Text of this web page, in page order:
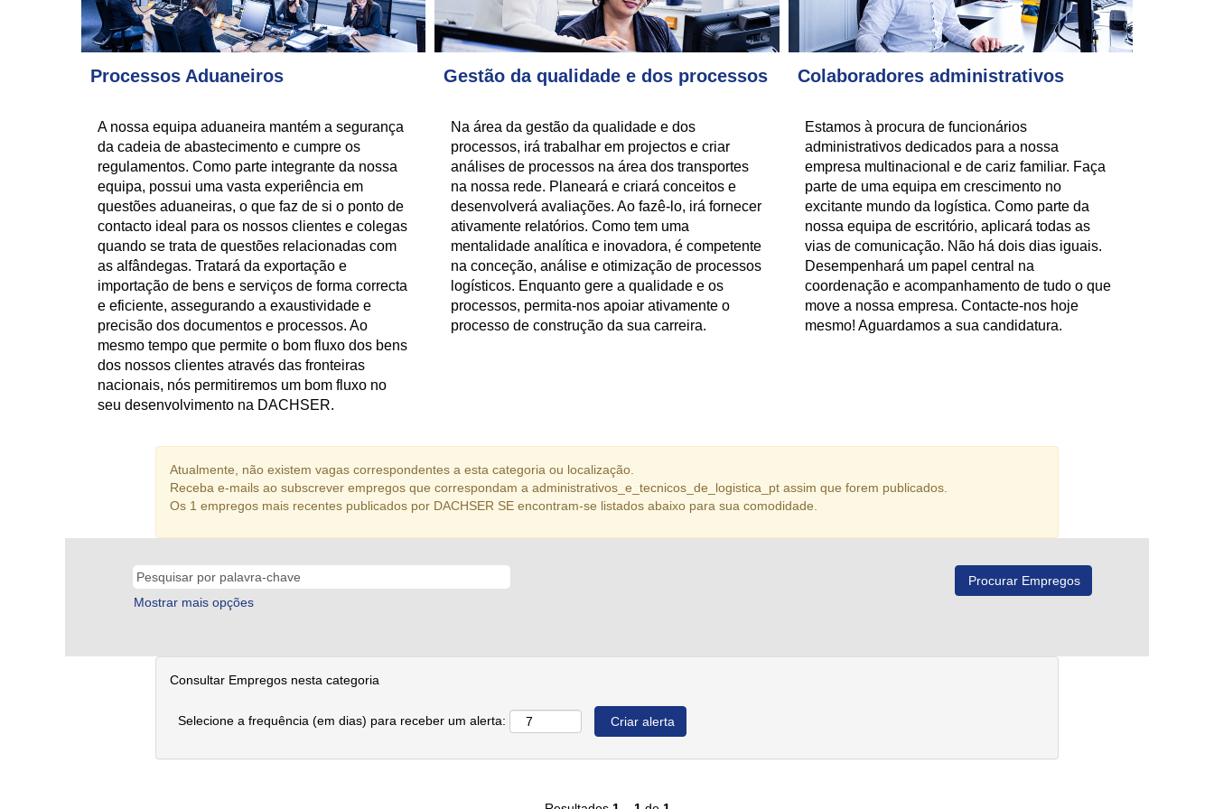
Processos Aduaneiros
A nossa equipa aduaneira mantém a segurança
da cadeia de abastecimento e cumpre os
regulamentos. Como parte integrante da nossa
equipa, possui uma vasta experiência em
questões aduaneiras, o que faz de si o ponto de
contacto ideal para os nossos clientes e colegas
quando se trata de questões relacionadas com
as alfândegas. Tratará da exportação e
importação de bens e serviços de forma correcta
e eficiente, assegurando a exaustividade e
precisão dos documentos e processos. Ao
mesmo tempo que permite o bom fluxo dos bens
dos nossos clientes através das fronteiras
nacionais, nós permitiremos um bom fluxo no
seu desenvolvimento na DACHSER.
Gestão da qualidade e dos processos
Na área da gestão da qualidade e dos
processos, irá trabalhar em projectos e criar
análises de processos na área dos transportes
na nossa rede. Planeará e criará conceitos e
desenvolverá avaliações. Ao fazê-lo, irá fornecer
ativamente relatórios. Como tem uma
mentalidade analítica e inovadora, é competente
na conceção, análise e otimização de processos
logísticos. Enquanto gere a qualidade e os
processos, permita-nos apoiar ativamente o
processo de construção da sua carreira.
Colaboradores administrativos
Estamos à procura de funcionários
administrativos dedicados para a nossa
empresa multinacional e de cariz familiar. Faça
parte de uma equipa em crescimento no
excitante mundo da logística. Como parte da
nossa equipa de escritório, aplicará todas as
vias de comunicação. Não há dois dias iguais.
Desempenhará um papel central na
coordenação e acompanhamento de tudo o que
move a nossa empresa. Contacte-nos hoje
mesmo! Aguardamos a sua candidatura.
Atualmente, não existem vagas correspondentes a esta categoria ou localização.
Receba e-mails ao subscrever empregos que correspondam a administrativos_e_tecnicos_de_logistica_pt assim que forem publicados.
Os 1 empregos mais recentes publicados por DACHSER SE encontram-se listados abaixo para sua comodidade.
Mostrar mais opções
Consultar Empregos nesta categoria
Selecione a frequência (em dias) para receber um alerta: